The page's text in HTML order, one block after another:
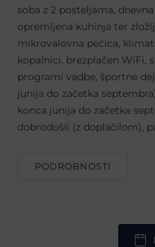
soba z 2 posteljama,
opremljena kuhinja ter
mikrovalovna pečica,
kopalnici, brezplačen WiFi,
programi vadbe, športne
junija do začetka
konca junija do začetka
dobrodošli (z doplačilom),
PODROBNOSTI